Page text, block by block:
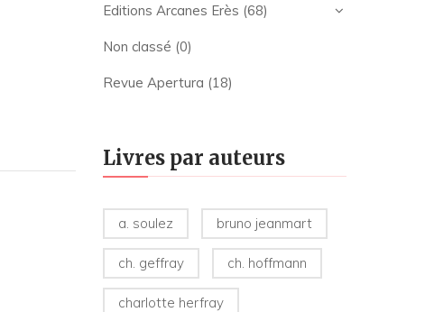
Editions Arcanes Erès (68)
Non classé (0)
Revue Apertura (18)
Livres par auteurs
a. soulez bruno jeanmart
ch. geffray ch. hoffmann
charlotte herfray